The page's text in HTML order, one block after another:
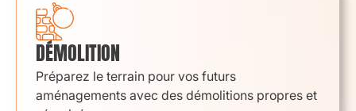
DÉMOLITION
Préparez le terrain pour vos futurs
aménagements avec des démolitions propres et